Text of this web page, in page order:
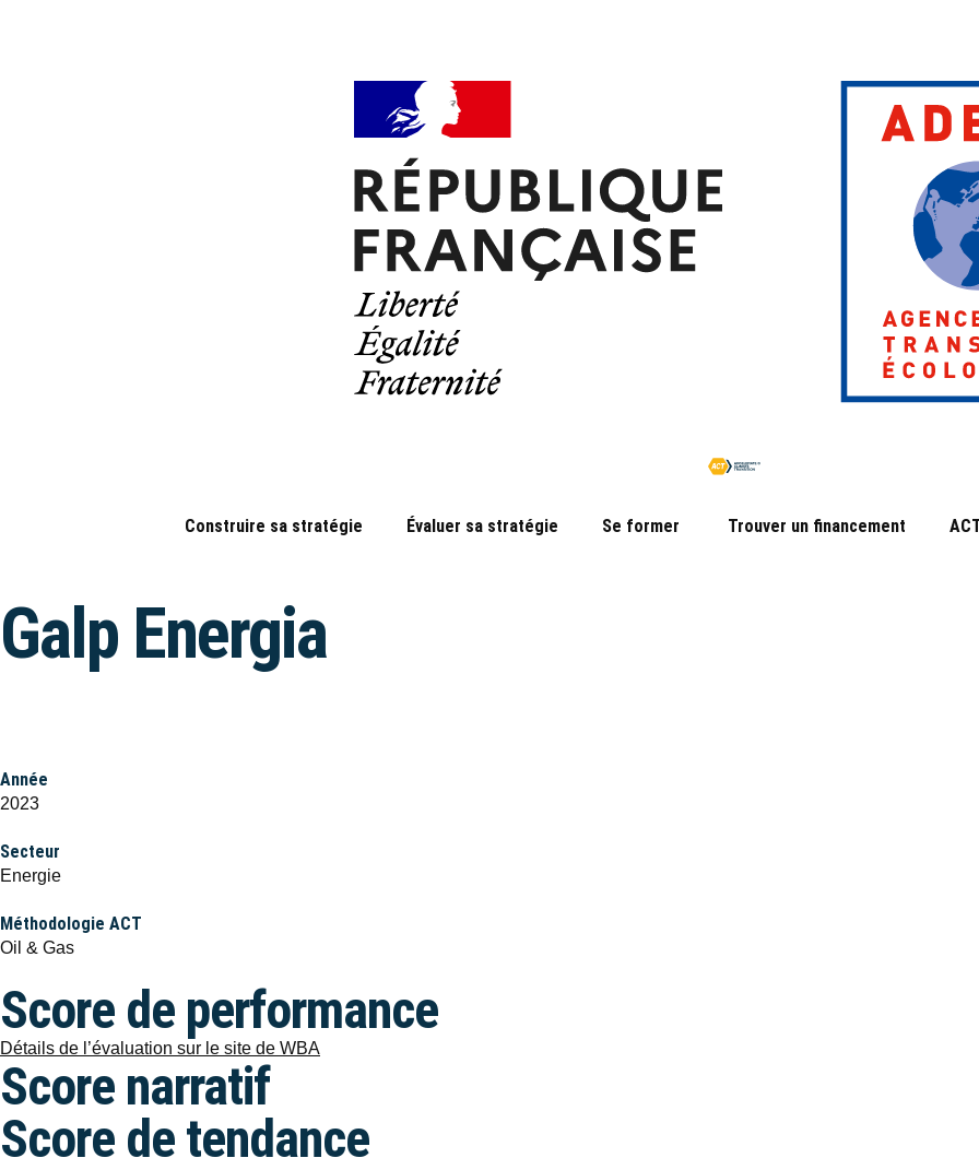
Construire sa stratégie Évaluer sa stratégie Se former Trouver un financement
Galp Energia
Année
2023
Secteur
Energie
Méthodologie ACT
Oil & Gas
Score de performance
Détails de l’évaluation sur le site de WBA
Score narratif
Score de tendance